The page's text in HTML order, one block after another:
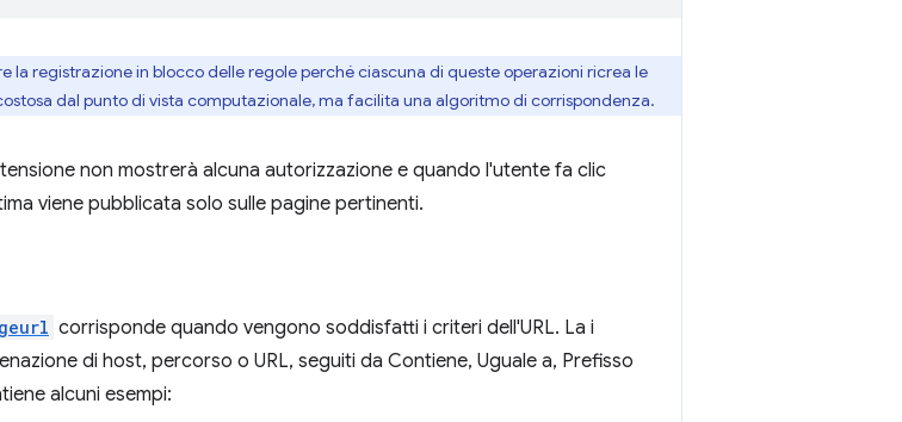
la registrazione in blocco delle regole perché ciascuna di queste operazioni ricrea le
dal punto di vista computazionale, ma facilita una algoritmo di corrispondenza.
non mostrerà alcuna autorizzazione e quando l'utente fa clic
viene pubblicata solo sulle pagine pertinenti.
corrisponde quando vengono soddisfatti i criteri dell'URL. La i
di host, percorso o URL, seguiti da Contiene, Uguale a, Prefisso
alcuni esempi: